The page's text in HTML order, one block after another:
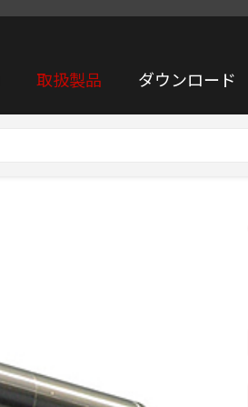
取扱製品 ダウンロード